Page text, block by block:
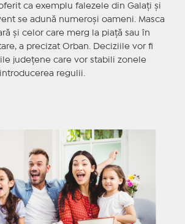
ca exemplu falezele din Galaţi şi
se adună numeroşi oameni. Masca
şi celor care merg la piaţă sau în
a precizat Orban. Deciziile vor fi
judeţene care vor stabili zonele
regulii.